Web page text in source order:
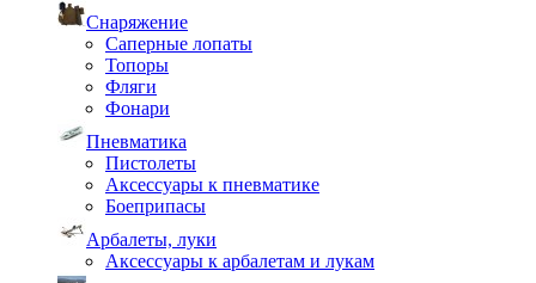
Снаряжение
Саперные лопаты
Топоры
Фляги
Фонари
Пневматика
Пистолеты
Аксессуары к пневматике
Боеприпасы
Арбалеты, луки
Аксессуары к арбалетам и лукам